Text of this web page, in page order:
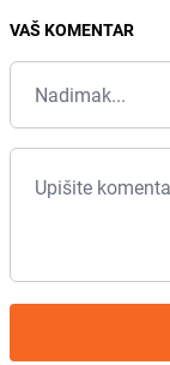
VAŠ KOMENTAR